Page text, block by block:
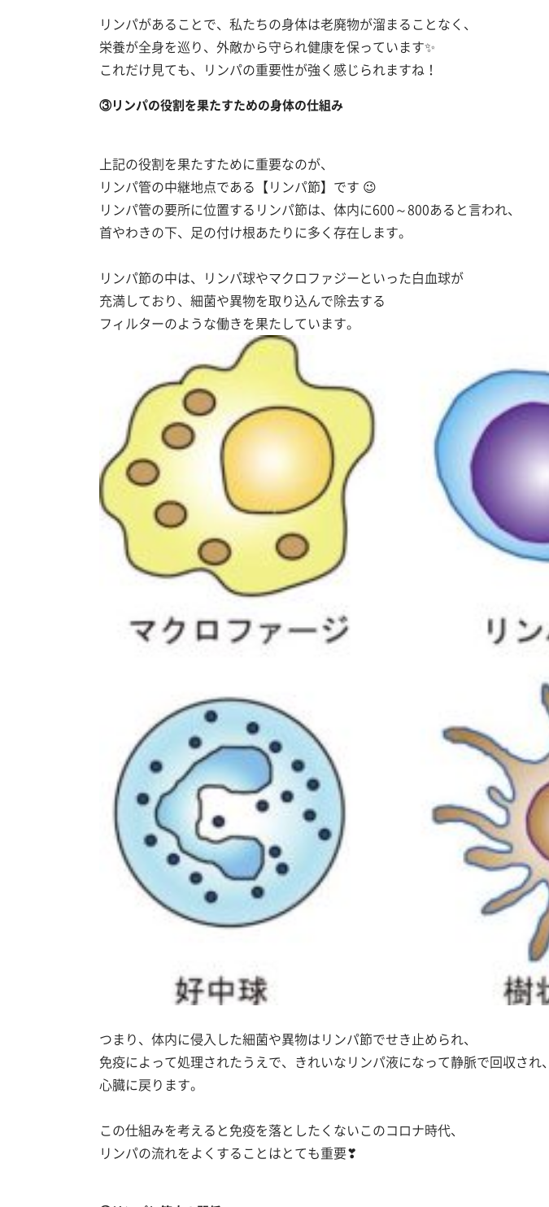
リンパがあることで、私たちの身体は老廃物が溜まることなく、
栄養が全身を巡り、外敵から守られ健康を保っています✨
これだけ見ても、リンパの重要性が強く感じられますね！
③リンパの役割を果たすための身体の仕組み
上記の役割を果たすために重要なのが、
リンパ管の中継地点である【リンパ節】です 😉
リンパ管の要所に位置するリンパ節は、体内に600～800あると言われ、
首やわきの下、足の付け根あたりに多く存在します。
リンパ節の中は、リンパ球やマクロファジーといった白血球が
充満しており、細菌や異物を取り込んで除去する
フィルターのような働きを果たしています。
つまり、体内に侵入した細菌や異物はリンパ節でせき止められ、
免疫によって処理されたうえで、きれいなリンパ液になって静脈で回収され、
心臓に戻ります。
この仕組みを考えると免疫を落としたくないこのコロナ時代、
リンパの流れをよくすることはとても重要❣